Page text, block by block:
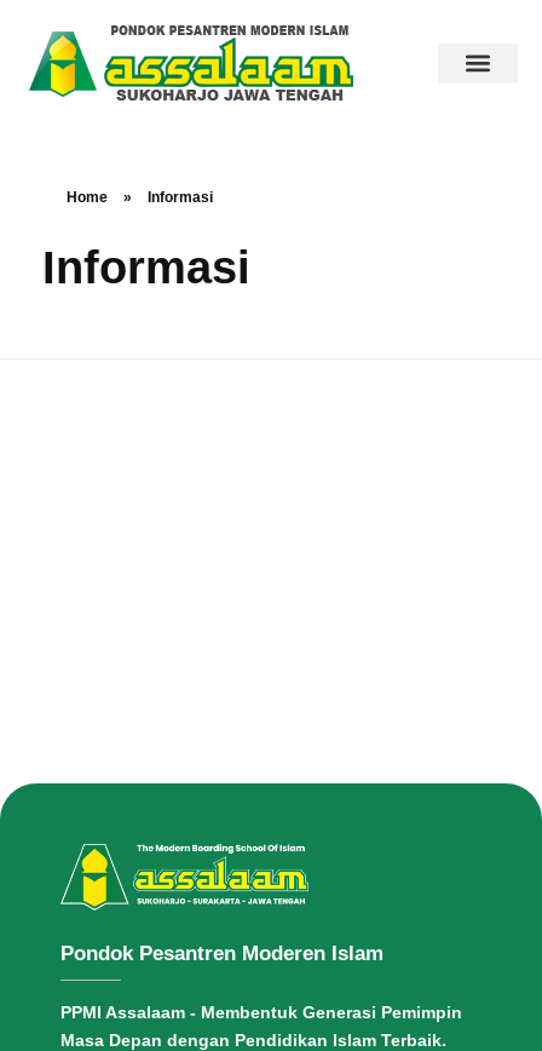
Home » Informasi
Informasi
Pondok Pesantren Moderen Islam
PPMI Assalaam - Membentuk Generasi Pemimpin
Masa Depan dengan Pendidikan Islam Terbaik.